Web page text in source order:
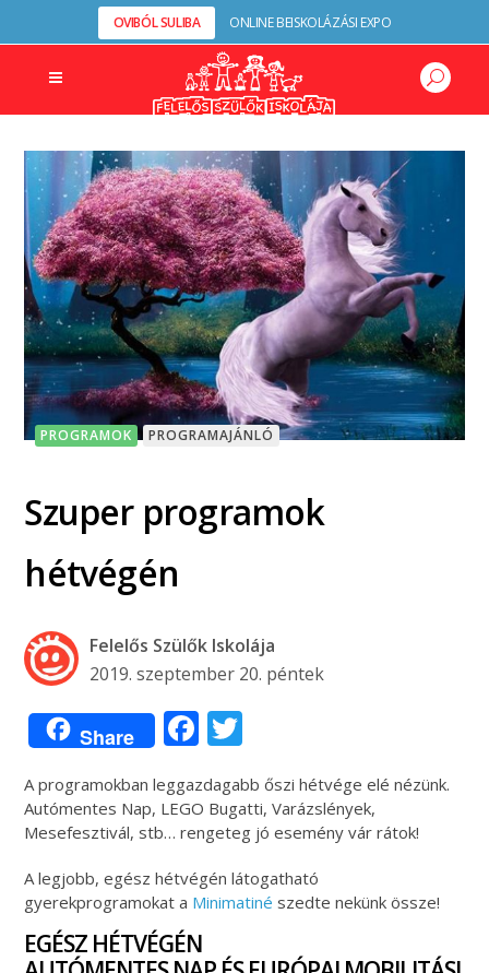
OVIBÓL SULIBA ONLINE BEISKOLÁZÁSI EXPO
PROGRAMOK PROGRAMAJÁNLÓ
Szuper programok
hétvégén
Felelős Szülők Iskolája
2019. szeptember 20. péntek
Share Facebook
A programokban leggazdagabb őszi hétvége elé nézünk.
Autómentes Nap, LEGO Bugatti, Varázslények,
Mesefesztivál, stb… rengeteg jó esemény vár rátok!
A legjobb, egész hétvégén látogatható
gyerekprogramokat a Minimatiné szedte nekünk össze!
EGÉSZ HÉTVÉGÉN